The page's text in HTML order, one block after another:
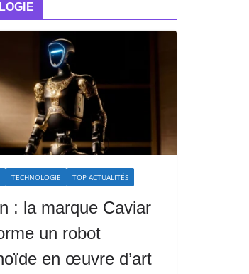
TECHNOLOGIE TOP ACTUALITÉS
: la marque Caviar
un robot
en œuvre d’art